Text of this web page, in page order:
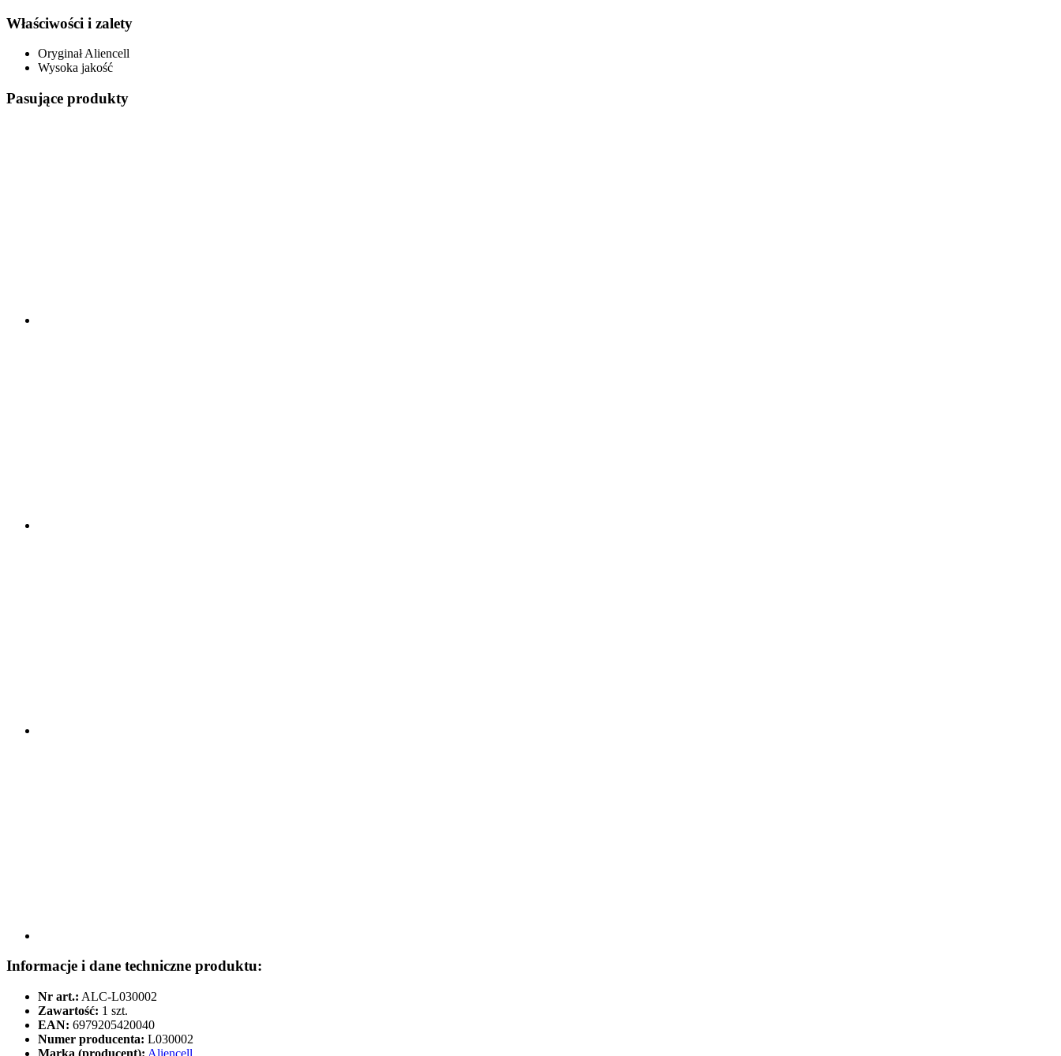
Właściwości i zalety
Oryginał Aliencell
Wysoka jakość
Pasujące produkty
Informacje i dane techniczne produktu:
Nr art.: ALC-L030002
Zawartość: 1 szt.
EAN: 6979205420040
Numer producenta: L030002
Marka (producent): Aliencell